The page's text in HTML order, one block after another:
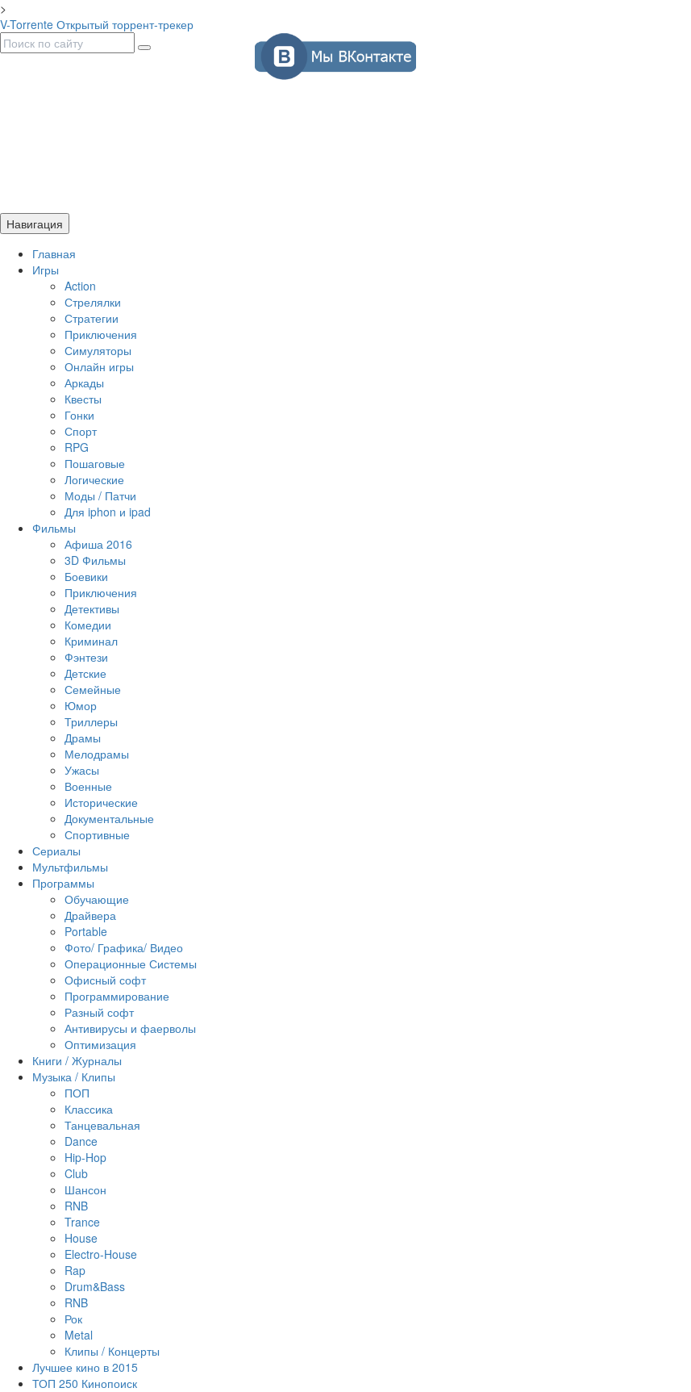
>
V-Torrente Открытый торрент-трекер
Навигация
Главная
Игры
Action
Стрелялки
Стратегии
Приключения
Симуляторы
Онлайн игры
Аркады
Квесты
Гонки
Спорт
RPG
Пошаговые
Логические
Моды / Патчи
Для iphon и ipad
Фильмы
Афиша 2016
3D Фильмы
Боевики
Приключения
Детективы
Комедии
Криминал
Фэнтези
Детские
Семейные
Юмор
Триллеры
Драмы
Мелодрамы
Ужасы
Военные
Исторические
Документальные
Спортивные
Сериалы
Мультфильмы
Программы
Обучающие
Драйвера
Portable
Фото/ Графика/ Видео
Операционные Системы
Офисный софт
Программирование
Разный софт
Антивирусы и фаерволы
Оптимизация
Книги / Журналы
Музыка / Клипы
ПОП
Классика
Танцевальная
Dance
Hip-Hop
Club
Шансон
RNB
Trance
House
Electro-House
Rap
Drum&Bass
RNB
Рок
Metal
Клипы / Концерты
Лучшее кино в 2015
ТОП 250 Кинопоиск